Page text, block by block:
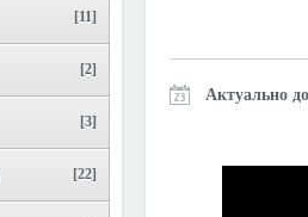
[11]
[2]
[3]
[22]
Актуально